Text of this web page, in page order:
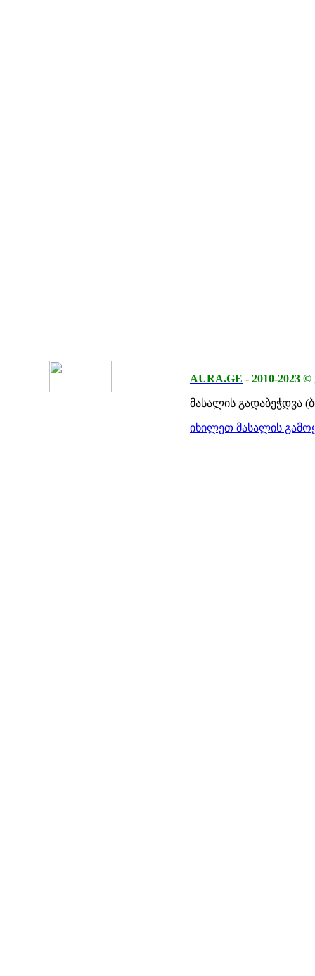
AURA.GE - 2010-2023 ©
მასალის გადაბეჭდვა
იხილეთ მასალის